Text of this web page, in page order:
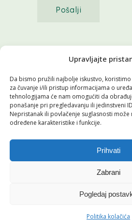
Upravljajte
Da bismo pružili najbolje iskustvo,
za čuvanje i/ili pristup informacijama o
tehnologijama će nam omogućiti da
ponašanje pri pregledavanju ili jedinstveni
Nepristanak ili povlačenje suglasnosti može
određene karakteristike i funkcije.
Prihvati
Zabrani
Pogledaj
Politika kolačića
Pošalji
©2026 sva prava